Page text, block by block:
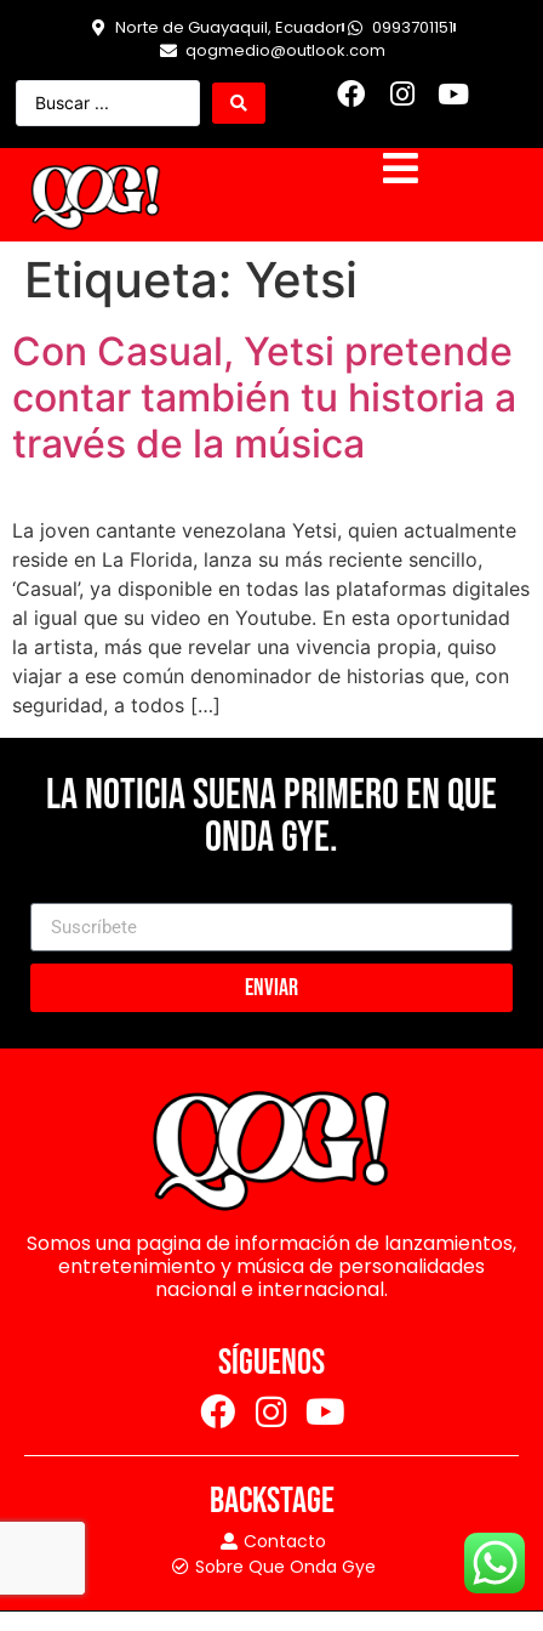
Norte de Guayaquil, Ecuador
0993701151
qogmedio@outlook.com
Etiqueta: Yetsi
Con Casual, Yetsi pretende
contar también tu historia a
través de la música
La joven cantante venezolana Yetsi, quien actualmente
reside en La Florida, lanza su más reciente sencillo,
‘Casual’, ya disponible en todas las plataformas digitales
al igual que su video en Youtube. En esta oportunidad
la artista, más que revelar una vivencia propia, quiso
viajar a ese común denominador de historias que, con
seguridad, a todos […]
La noticia suena primero en Que
Onda Gye.
Enviar
Somos una pagina de información de lanzamientos,
entretenimiento y música de personalidades
nacional e internacional.
SÍGUENOS
BACKSTAGE
Contacto
Sobre Que Onda Gye